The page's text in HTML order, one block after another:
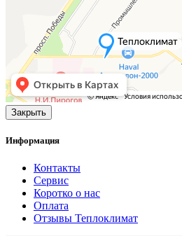
Закрыть
Информация
Контакты
Сервис
Коротко о нас
Оплата
Отзывы Теплоклимат